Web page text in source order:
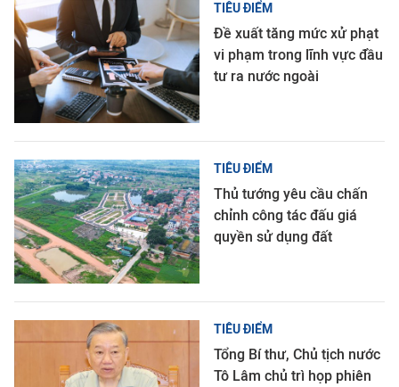
TIÊU ĐIỂM
Đề xuất tăng mức xử phạt
vi phạm trong lĩnh vực đầu
tư ra nước ngoài
TIÊU ĐIỂM
Thủ tướng yêu cầu chấn
chỉnh công tác đấu giá
quyền sử dụng đất
TIÊU ĐIỂM
Tổng Bí thư, Chủ tịch nước
Tô Lâm chủ trì họp phiên